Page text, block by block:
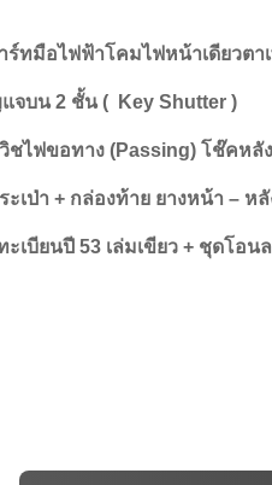
ร์ทมือไฟฟ้าโคมไฟหน้าเดียวตา
จบน 2 ชั้น ( Key Shutter )
ชไฟขอทาง (Passing) โช๊คหลั
ะเป่า + กล่องท้าย ยางหน้า – ห
ะเบียนปี 53 เล่มเขียว + ชุดโอน